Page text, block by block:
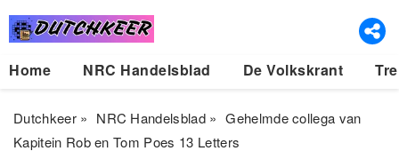
Home NRC Handelsblad De Volkskrant
Dutchkeer» NRC Handelsblad » Gehelmde collega van
Kapitein Rob en Tom Poes 13 Letters